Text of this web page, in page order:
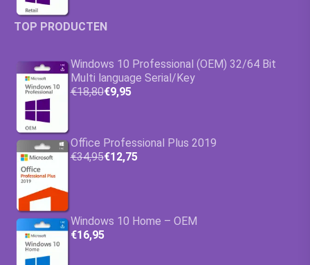
TOP PRODUCTEN
Windows 10 Professional (OEM) 32/64 Bit
Multi language Serial/Key
€18,80€9,95
Office Professional Plus 2019
€34,95€12,75
Windows 10 Home – OEM
€16,95